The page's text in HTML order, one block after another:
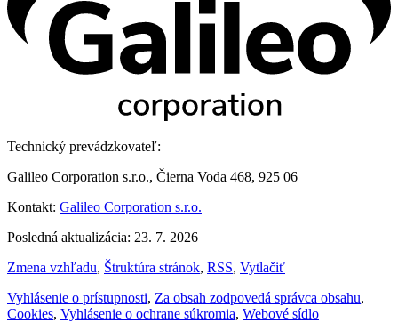
Technický prevádzkovateľ:
Galileo Corporation s.r.o., Čierna Voda 468, 925 06
Kontakt: Galileo Corporation s.r.o.
Posledná aktualizácia: 23. 7. 2026
Zmena vzhľadu, Štruktúra stránok, RSS, Vytlačiť
Vyhlásenie o prístupnosti, Za obsah zodpovedá správca obsahu,
Cookies, Vyhlásenie o ochrane súkromia, Webové sídlo